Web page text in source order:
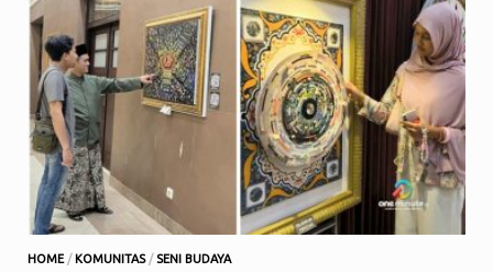
HOME / KOMUNITAS/ SENI BUDAYA